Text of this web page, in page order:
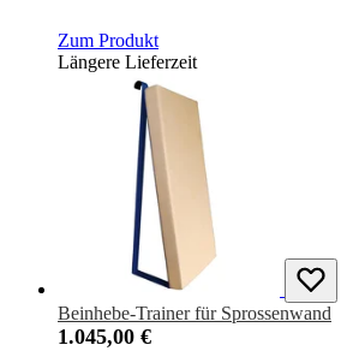
Zum Produkt
Längere Lieferzeit
Beinhebe-Trainer für Sprossenwand
1.045,00 €